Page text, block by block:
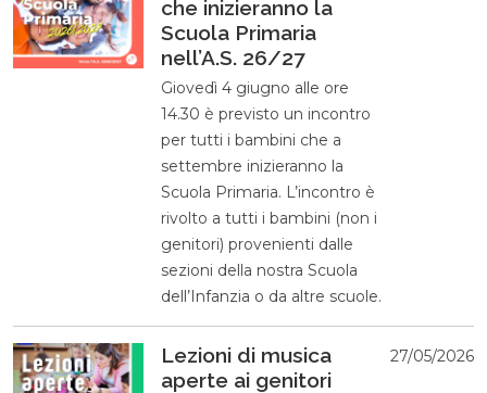
che inizieranno la
Scuola Primaria
nell’A.S. 26/27
Giovedì 4 giugno alle ore
14.30 è previsto un incontro
per tutti i bambini che a
settembre inizieranno la
Scuola Primaria. L’incontro è
rivolto a tutti i bambini (non i
genitori) provenienti dalle
sezioni della nostra Scuola
dell’Infanzia o da altre scuole.
Lezioni di musica
aperte ai genitori
27/05/2026